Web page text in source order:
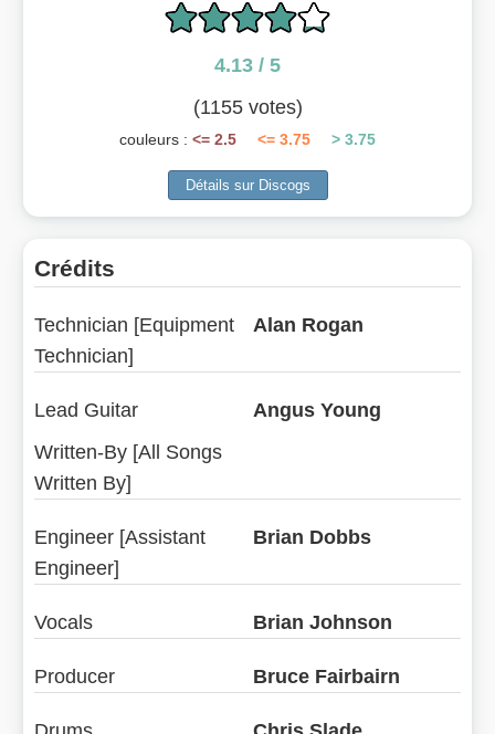
4.13 / 5
(1155 votes)
couleurs : <= 2.5 <= 3.75 > 3.75
Crédits
Technician [Equipment
Technician]
Alan Rogan
Lead Guitar
Written-By [All Songs
Written By]
Angus Young
Engineer [Assistant
Engineer]
Brian Dobbs
Vocals Brian Johnson
Producer Bruce Fairbairn